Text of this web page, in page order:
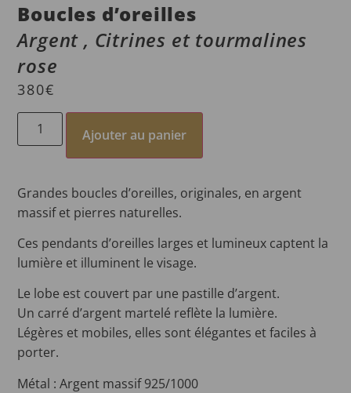
Boucles d’oreilles
Argent , Citrines et tourmalines
rose
380€
Ajouter au panier
Grandes boucles d’oreilles, originales, en argent
massif et pierres naturelles.
Ces pendants d’oreilles larges et lumineux captent la
lumière et illuminent le visage.
Le lobe est couvert par une pastille d’argent.
Un carré d’argent martelé reflète la lumière.
Légères et mobiles, elles sont élégantes et faciles à
porter.
Métal : Argent massif 925/1000